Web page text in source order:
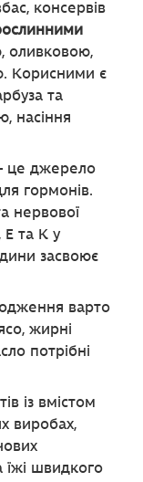
консервів
оливковою,
Корисними є
та
насіння
це джерело
гормонів.
нервової
E та K у
засвоює
варто
жирні
потрібні
із вмістом
виробах,
їжі швидкого